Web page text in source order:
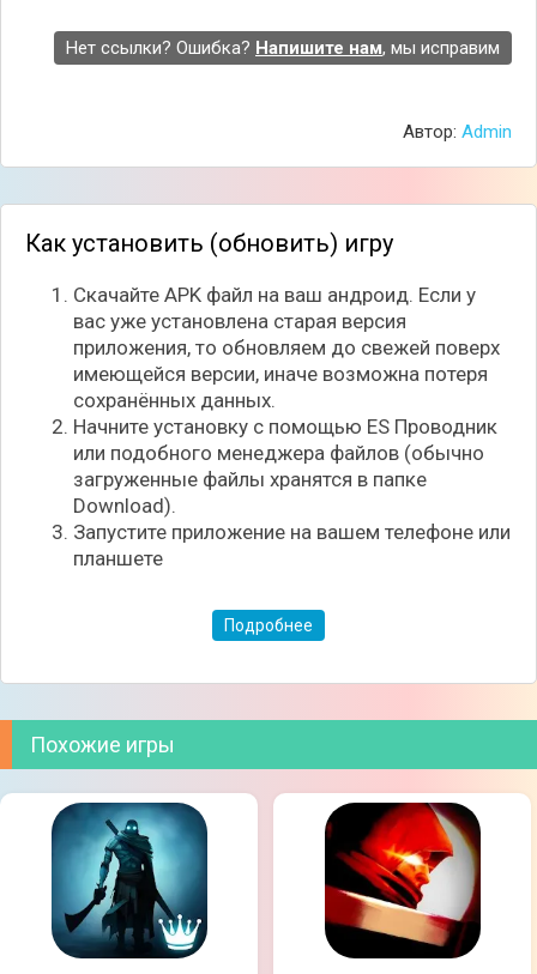
Нет ссылки? Ошибка? Напишите нам, мы исправим
Автор: Admin
Как установить (обновить) игру
Скачайте APK файл на ваш андроид. Если у
вас уже установлена старая версия
приложения, то обновляем до свежей поверх
имеющейся версии, иначе возможна потеря
сохранённых данных.
Начните установку с помощью ES Проводник
или подобного менеджера файлов (обычно
загруженные файлы хранятся в папке
Download).
Запустите приложение на вашем телефоне или
планшете
Подробнее
Похожие игры